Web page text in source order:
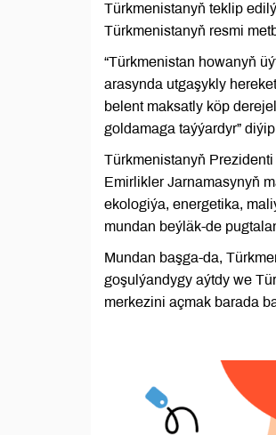
Türkmenistanyň teklip
Türkmenistanyň resmi
“Türkmenistan howanyň
arasynda utgaşykly
belent maksatly köp
goldamaga taýýardyr”
Türkmenistanyň
Emirlikler Jarnamasynyň
ekologiýa, energetika,
mundan beýläk-de
Mundan başga-da,
goşulýandygy aýtdy we
merkezini açmak barada